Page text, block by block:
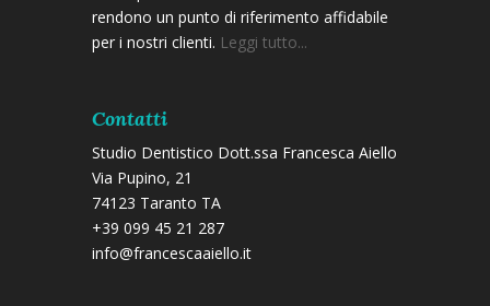
rendono un punto di riferimento affidabile
per i nostri clienti. Leggi tutto...
Contatti
Studio Dentistico Dott.ssa Francesca Aiello
Via Pupino, 21
74123 Taranto TA
+39 099 45 21 287
info@francescaaiello.it